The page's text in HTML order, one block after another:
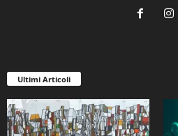
Ultimi Articoli